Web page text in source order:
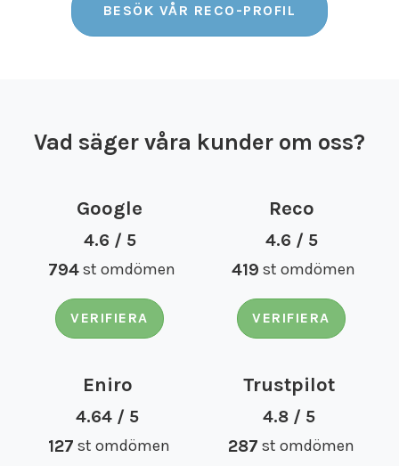
BESÖK VÅR RECO-PROFIL
Vad säger våra kunder om oss?
Google
4.6 / 5
794 st omdömen
VERIFIERA
Reco
4.6 / 5
419 st omdömen
VERIFIERA
Eniro
4.64 / 5
127 st omdömen
Trustpilot
4.8 / 5
287 st omdömen